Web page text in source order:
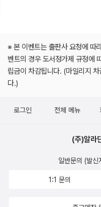
※ 본 이벤트는 출판사 요청에 따
벤트의 경우 도서정가제 규정에
립금이 차감됩니다. (마일리지
다.)
로그인 전체 메뉴
(주)알라
일반문의 (발신
1:1 문의